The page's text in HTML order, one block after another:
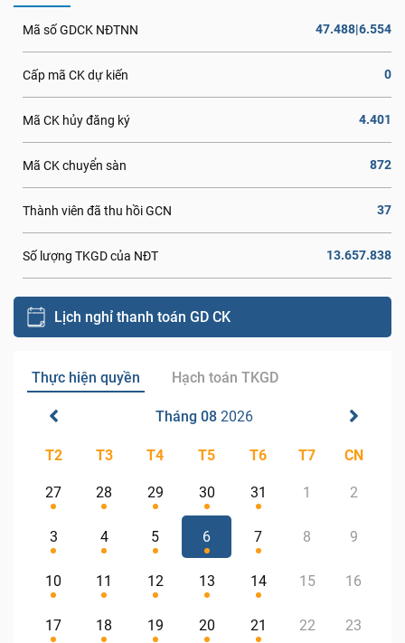
Mã số GDCK NĐTNN 47.488|6.554
Cấp mã CK dự kiến 0
Mã CK hủy đăng ký 4.401
Mã CK chuyển sàn 872
Thành viên đã thu hồi GCN 37
Số lượng TKGD của NĐT 13.657.838
Lịch nghỉ thanh toán GD CK
Thực hiện quyền Hạch toán TKGD
Tháng 08 2026
T2 T3 T4 T5 T6 T7 CN
27 28 29 30 31 1 2
3 4 5 6 7 8 9
10 11 12 13 14 15 16
17 18 19 20 21 22 23